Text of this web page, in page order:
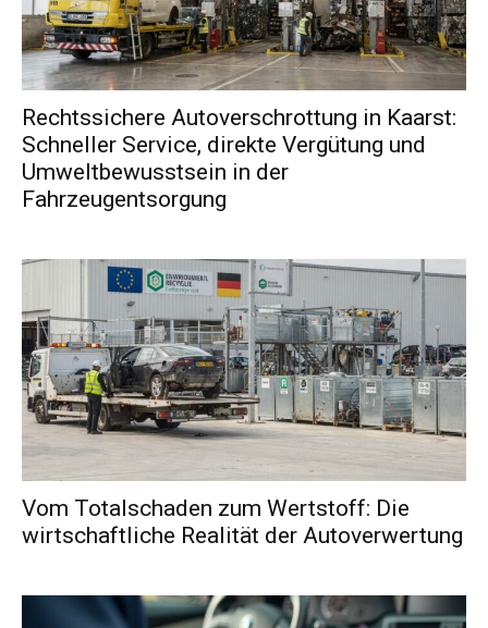
Rechtssichere Autoverschrottung in Kaarst:
Schneller Service, direkte Vergütung und
Umweltbewusstsein in der
Fahrzeugentsorgung
Vom Totalschaden zum Wertstoff: Die
wirtschaftliche Realität der Autoverwertung